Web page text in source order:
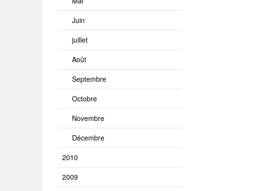
Juin
juillet
Août
Septembre
Octobre
Novembre
Décembre
2010
2009